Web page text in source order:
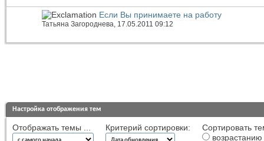
Если Вы принимаете на работу
Татьяна Загороднева, 17.05.2011 09:12
Настройка отображения тем
Отображать темы ... Критерий сортировки:
Сортировать
возрастанию